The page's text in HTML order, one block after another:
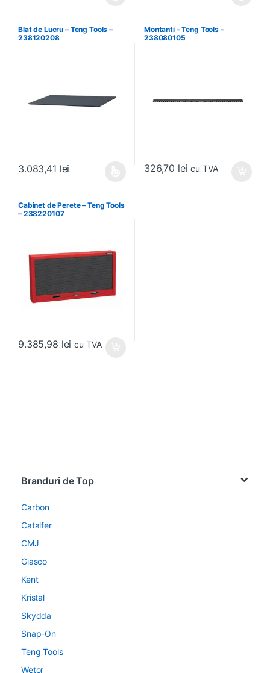
Blat de Lucru – Teng Tools –
238120208
3.083,41 lei
Montanti – Teng Tools –
238080105
326,70 lei cu TVA
Cabinet de Perete – Teng Tools
– 238220107
9.385,98 lei cu TVA
Branduri de Top
Carbon
Catalfer
CMJ
Giasco
Kent
Kristal
Skydda
Snap-On
Teng Tools
Wetor